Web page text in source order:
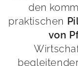
den
praktischen
von